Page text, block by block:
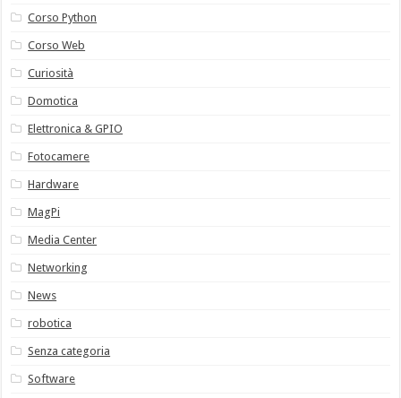
Corso Python
Corso Web
Curiosità
Domotica
Elettronica & GPIO
Fotocamere
Hardware
MagPi
Media Center
Networking
News
robotica
Senza categoria
Software